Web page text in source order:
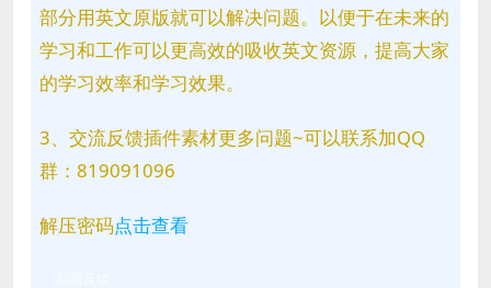
部分用英文原版就可以解决问题。以便于在未来的
学习和工作可以更高效的吸收英文资源，提高大家
的学习效率和学习效果。
3、交流反馈插件素材更多问题~可以联系加QQ
群：819091096
解压密码点击查看